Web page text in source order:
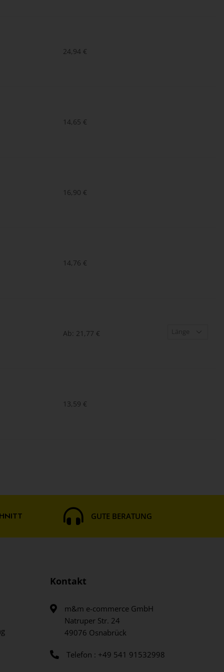
24,94 €
14,65 €
16,90 €
14,76 €
Ab: 21,77 €
13,59 €
GUTE BERATUNG
Kontakt
m&m e-commerce GmbH
Natruper Str. 24
49076 Osnabrück
Telefon : +49 541 91532998